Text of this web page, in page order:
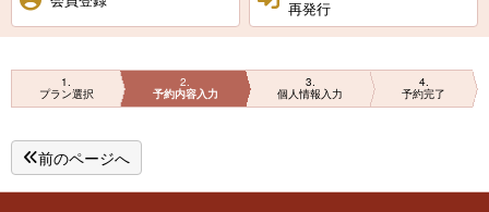
再発行
1
プラン選択
2
予約内容入力
3
個人情報入力
4
予約完了
前のページへ